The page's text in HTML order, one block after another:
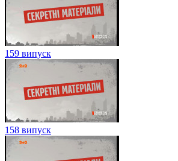
159 випуск
158 випуск